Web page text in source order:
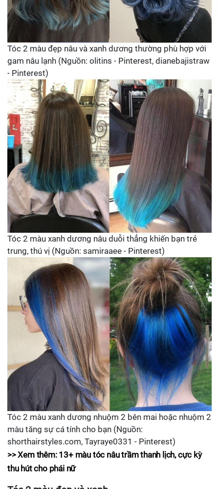
Tóc 2 màu đẹp nâu và xanh dương thường phù hợp với
gam nâu lạnh (Nguồn: olitins - Pinterest, dianebajistraw
- Pinterest)
Tóc 2 màu xanh dương nâu duỗi thẳng khiến bạn trẻ
trung, thú vị (Nguồn: samiraaee - Pinterest)
Tóc 2 màu xanh dương nhuộm 2 bên mai hoặc nhuộm 2
màu tăng sự cá tính cho bạn (Nguồn:
shorthairstyles.com, Tayraye0331 - Pinterest)
>> Xem thêm: 13+ màu tóc nâu trầm thanh lịch, cực kỳ
thu hút cho phái nữ